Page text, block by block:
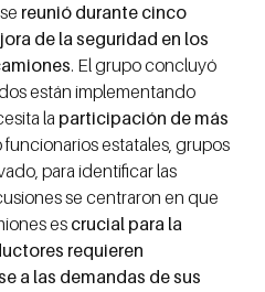
reunió durante cinco
de la seguridad en los
. El grupo concluyó
están implementando
la participación de más
funcionarios estatales, grupos
para identificar las
se centraron en que
es crucial para la
requieren
a las demandas de sus